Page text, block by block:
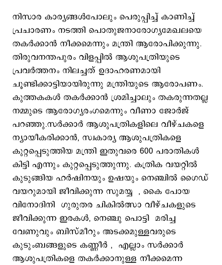
നിസാര കാര്യങ്ങള്‍പോലും പെരുപ്പിച്ച് കാണിച്ച്
പ്രചാരണം നടത്തി പൊതുജനാരോഗ്യമേഖലയെ
തകര്‍ക്കാന്‍ നീക്കമെന്നും മന്ത്രി ആരോപിക്കുന്നു.
തിരുവനന്തപുരം വിളപ്പില്‍ ആശുപത്രിയുടെ
പ്രവര്‍ത്തനം നിലച്ചത് ഉദാഹരണമായി
ചൂണ്ടിക്കാട്ടിയായിരുന്നു മന്ത്രിയുടെ ആരോപണം.
കുത്തകകൾ തകർക്കാൻ ശ്രമിച്ചാലും തകരുന്നതല്ല
നമ്മുടെ ആരോഗ്യരംഗമെന്നും വീണാ ജോർജ്
പറഞ്ഞു.സർക്കാർ ആശുപത്രികളിലെ വീഴ്ചകളെ
ന്യായീകരിക്കാന്‍, സ്വകാര്യ ആശുപത്രികളെ
കുറ്റപ്പെടുത്തിയ മന്ത്രി ഇതുവരെ 600 പരാതികള്‍
കിട്ടി എന്നും കുറ്റപ്പെടുത്തുന്നു. കത്രിക വയറ്റിൽ
കുടുങ്ങിയ ഹർഷിനയും ഉഷയും നെഞ്ചിൽ ഗൈഡ്
വയറുമായി ജീവിക്കുന്ന സുമയ്യ , കൈ പോയ
വിനോദിനി ഗുരുതര ചികിൽത്സാ വീഴ്ചകളുടെ
ജീവിക്കുന്ന ഇരകൾ, നെഞ്ചു പൊട്ടി മരിച്ച
വേണുവും ബിസ്മീറും അടക്കമുള്ളവരുടെ
കുടുംബങ്ങളുടെ കണ്ണീർ , എല്ലാം സർക്കാർ
ആശുപത്രികളെ തകർക്കാനുള്ള നീക്കമെന്ന